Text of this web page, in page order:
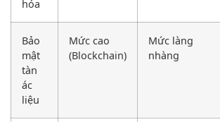
hóa
Bảo
mật
tàn
ác
liệu
Mức cao
(Blockchain)
Mức làng
nhàng